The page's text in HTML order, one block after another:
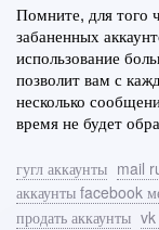
Помните, для того
забаненных
использование
позволит вам с
несколько
время не будет
гугл аккаунты mail
аккаунты facebook
продать аккаунты vk